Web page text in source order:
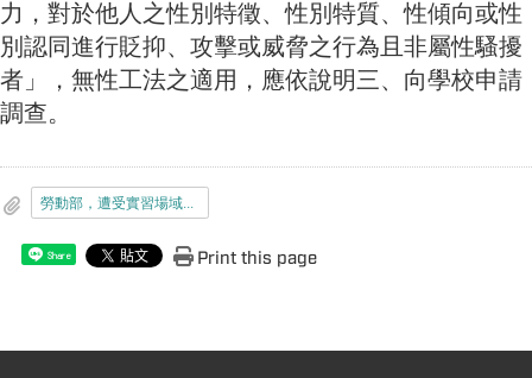
力，對於他人之性別特徵、性別特質、性傾向或性
別認同進行貶抑、攻擊或威脅之行為且非屬性騷擾
者」，無性工法之適用，應依說明三、向學校申請
調查。
Share Print this page